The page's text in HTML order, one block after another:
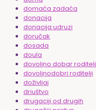
domaća zadaća
donacija
donacija udruzi
doručak
dosada
doula
dovoljno dobar roditelj
dovoljnodobri roditelji
doživljaj
driuštvo
drugaciji od drugih